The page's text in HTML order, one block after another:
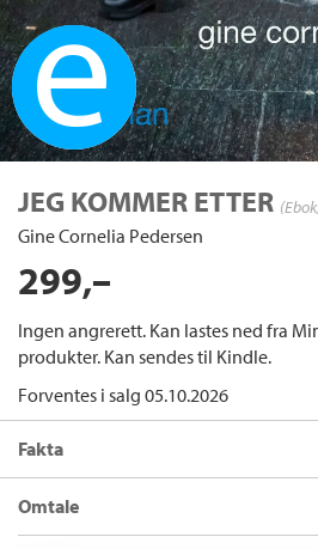
Ebok
JEG KOMMER ETTER
Gine Cornelia Pedersen
299,–
Ingen angrerett. Kan lastes ned fra
produkter. Kan sendes til Kindle.
Forventes i salg 05.10.2026
Fakta
Forfatter:
Utgivelsesår: 2026
Omtale